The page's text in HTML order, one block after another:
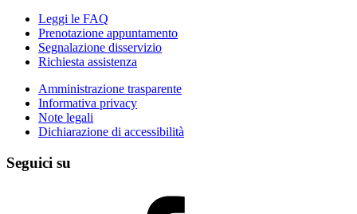
Leggi le FAQ
Prenotazione appuntamento
Segnalazione disservizio
Richiesta assistenza
Amministrazione trasparente
Informativa privacy
Note legali
Dichiarazione di accessibilità
Seguici su